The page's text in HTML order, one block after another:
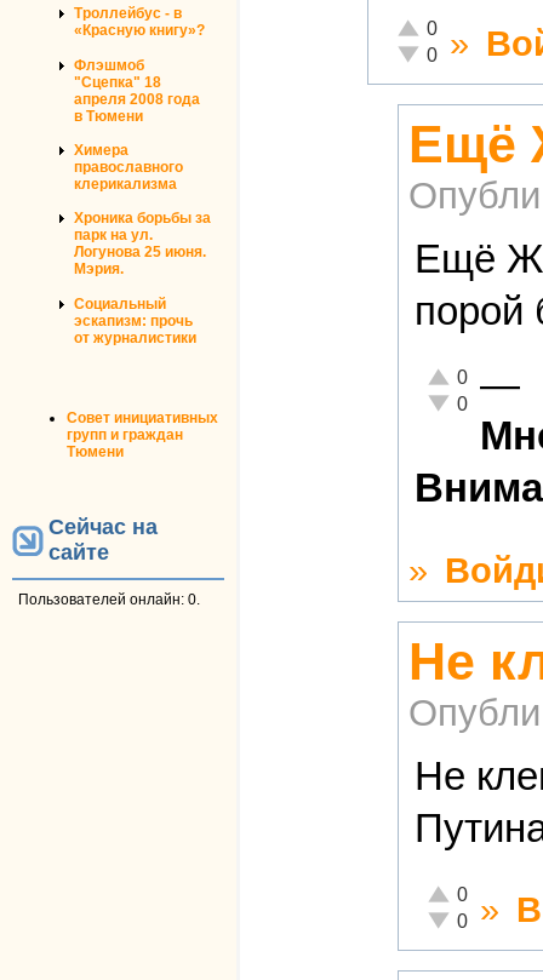
Троллейбус - в
«Красную книгу»?
Флэшмоб
"Сцепка" 18
апреля 2008 года
в Тюмени
Химера
православного
клерикализма
Хроника борьбы за
парк на ул.
Логунова 25 июня.
Мэрия.
Социальный
эскапизм: прочь
от журналистики
Совет инициативных
групп и граждан
Тюмени
Сейчас на
сайте
Пользователей онлайн: 0.
Отлично!
0
Неадекватно!
0 »
Ещё
Ещё
порой
Отлично!
0
Неадекватно!
0 —
»
Не
Не
Отлично!
0
Неадекватно!
0 »